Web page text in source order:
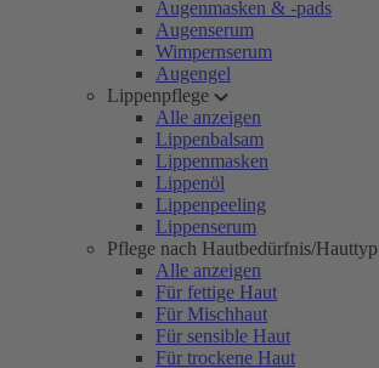
Augenmasken & -pads
Augenserum
Wimpernserum
Augengel
Lippenpflege
Alle anzeigen
Lippenbalsam
Lippenmasken
Lippenöl
Lippenpeeling
Lippenserum
Pflege nach Hautbedürfnis/Hauttyp
Alle anzeigen
Für fettige Haut
Für Mischhaut
Für sensible Haut
Für trockene Haut